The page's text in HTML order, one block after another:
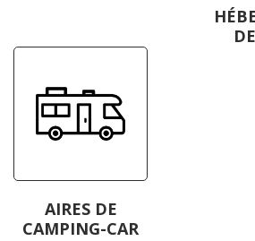
AIRES DE
CAMPING-CAR